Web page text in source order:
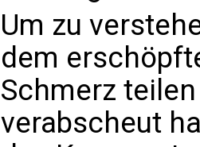
Um zu
dem
Schmerz
verabscheut